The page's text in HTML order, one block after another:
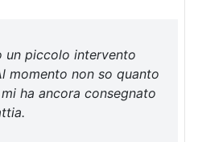
piccolo intervento
momento non so quanto
ha ancora consegnato